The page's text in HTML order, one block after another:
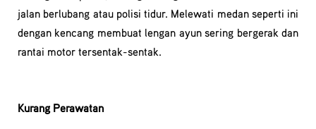
jalan berlubang atau polisi tidur. Melewati medan seperti ini
dengan kencang membuat lengan ayun sering bergerak dan
rantai motor tersentak-sentak.
Kurang Perawatan